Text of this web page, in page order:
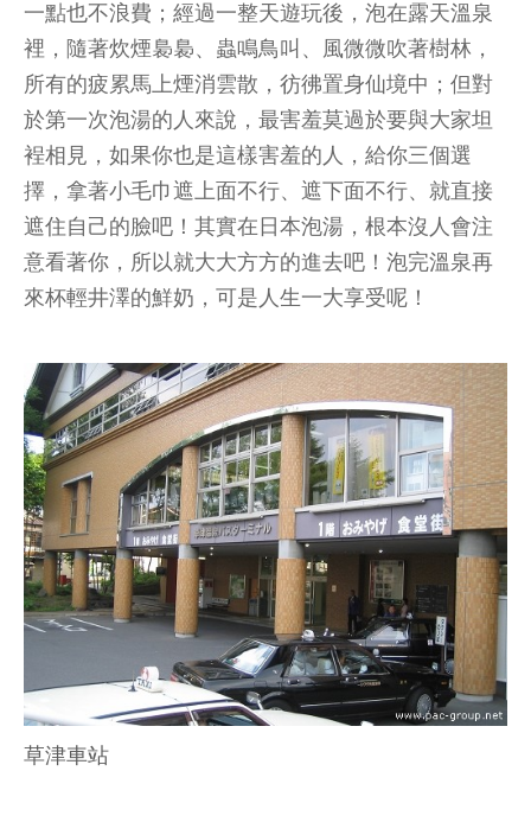
一點也不浪費；經過一整天遊玩後，泡在露天溫泉
裡，隨著炊煙裊裊、蟲鳴鳥叫、風微微吹著樹林，
所有的疲累馬上煙消雲散，彷彿置身仙境中；但對
於第一次泡湯的人來說，最害羞莫過於要與大家坦
裎相見，如果你也是這樣害羞的人，給你三個選
擇，拿著小毛巾遮上面不行、遮下面不行、就直接
遮住自己的臉吧！其實在日本泡湯，根本沒人會注
意看著你，所以就大大方方的進去吧！泡完溫泉再
來杯輕井澤的鮮奶，可是人生一大享受呢！
草津車站